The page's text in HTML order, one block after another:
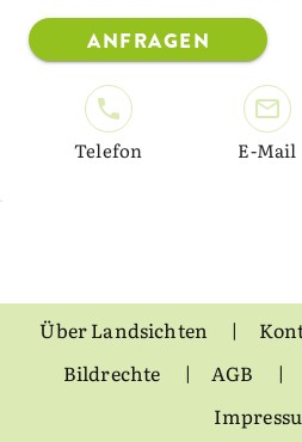
ANFRAGEN
Telefon E-Mail
Über Landsichten
Bildrechte
AGB